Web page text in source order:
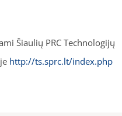
Šiaulių PRC Technologijų
http://ts.sprc.lt/index.php